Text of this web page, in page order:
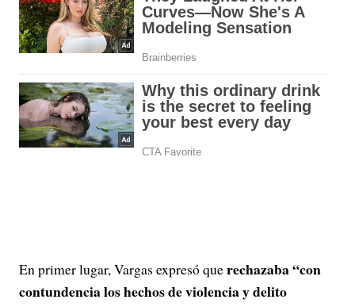
En primer lugar, Vargas expresó querechazaba “con
contundencia los hechos de violencia y delito